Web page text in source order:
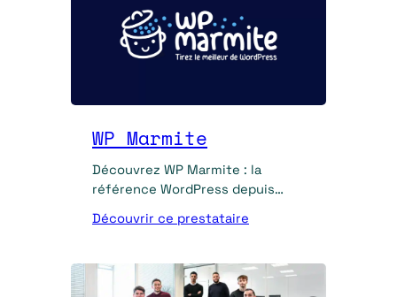
WP Marmite
Découvrez WP Marmite : la
référence WordPress depuis
de plugins et création de sites
Découvrir ce prestataire